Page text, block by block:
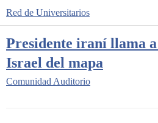
Red de Universitarios
Presidente iraní llama
Israel del mapa
Comunidad Auditorio